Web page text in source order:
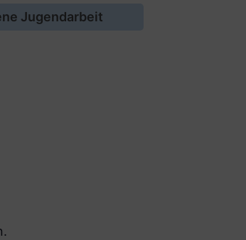
Jugendarbeit